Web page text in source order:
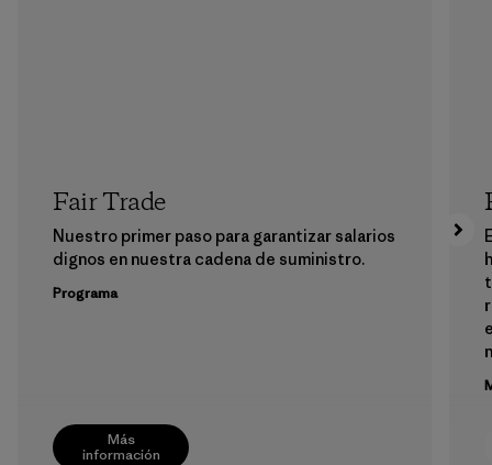
Más
información
Fair Trade
Nuestro primer paso para garantizar salarios
dignos en nuestra cadena de suministro.
Programa